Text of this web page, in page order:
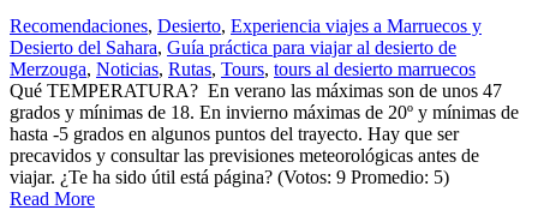
Recomendaciones, Desierto, Experiencia viajes a Marruecos y
Desierto del Sahara, Guía práctica para viajar al desierto de
Merzouga, Noticias, Rutas, Tours, tours al desierto marruecos
Qué TEMPERATURA? En verano las máximas son de unos 47
grados y mínimas de 18. En invierno máximas de 20º y mínimas de
hasta -5 grados en algunos puntos del trayecto. Hay que ser
precavidos y consultar las previsiones meteorológicas antes de
viajar. ¿Te ha sido útil está página? (Votos: 9 Promedio: 5)
Read More